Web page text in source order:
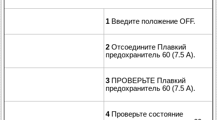
1 Введите положение OFF.
2 Отсоедините Плавкий
предохранитель 60 (7.5 A).
3 ПРОВЕРЬТЕ Плавкий
предохранитель 60 (7.5 A).
4 Проверьте состояние